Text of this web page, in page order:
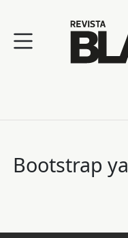
Bootstrap